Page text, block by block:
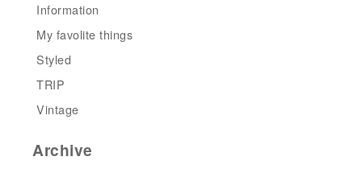
Information
My favolite things
Styled
TRIP
Vintage
Archive